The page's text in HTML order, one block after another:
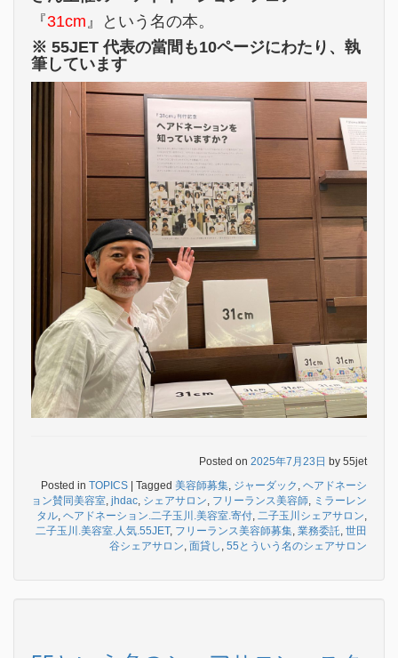
『31cm』という名の本。
※ 55JET 代表の當間も10ページにわたり、執
筆しています
Posted on 2025年7月23日 by 55jet
Posted in TOPICS Tagged 美容師募集, ジャーダック , ヘアドネーシ
ョン賛同美容室, jhdac, シェアサロン, フリーランス美容師, ミラーレン
タル, ヘアドネーション.二子玉川.美容室.寄付, 二子玉川シェアサロン,
二子玉川.美容室.人気.55JET, フリーランス美容師募集, 業務委託, 世田
谷シェアサロン, 面貸し , 55とういう名のシェアサロン